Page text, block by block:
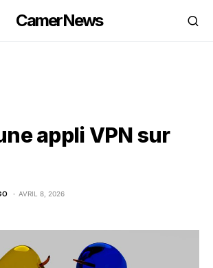
CamerNews
appli VPN sur
AVRIL 8, 2026